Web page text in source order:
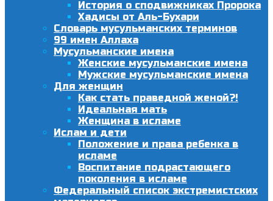
История о сподвижниках Пророка
Хадисы от Аль-Бухари
Словарь мусульманских терминов
99 имен Аллаха
Мусульманские имена
Женские мусульманские имена
Мужские мусульманские имена
Для женщин
Как стать праведной женой?!
Идеальная мать
Женщина в исламе
Ислам и дети
Положение и права ребенка в
исламе
Воспитание подрастающего
поколения в исламе
Федеральный список экстремистских